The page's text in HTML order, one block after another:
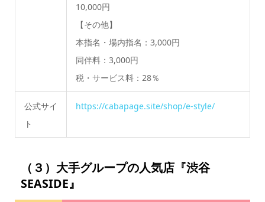
10,000円
【その他】
本指名・場内指名：3,000円
同伴料：3,000円
税・サービス料：28％
公式サイ
ト
https://cabapage.site/shop/e-style/
（３）大手グループの人気店『渋谷
SEASIDE』